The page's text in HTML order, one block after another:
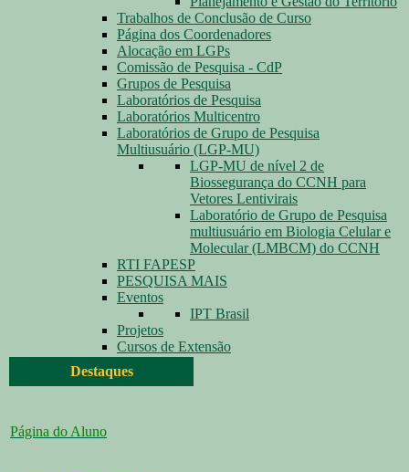
Trabalhos de Conclusão de Curso
Página dos Coordenadores
Alocação em LGPs
Comissão de Pesquisa - CdP
Grupos de Pesquisa
Laboratórios de Pesquisa
Laboratórios Multicentro
Laboratórios de Grupo de Pesquisa
Multiusuário (LGP-MU)
LGP-MU de nível 2 de
Biossegurança do CCNH para
Vetores Lentivirais
Laboratório de Grupo de Pesquisa
multiusuário em Biologia Celular e
Molecular (LMBCM) do CCNH
RTI FAPESP
PESQUISA MAIS
Eventos
IPT Brasil
Projetos
Cursos de Extensão
Destaques
Página do Aluno